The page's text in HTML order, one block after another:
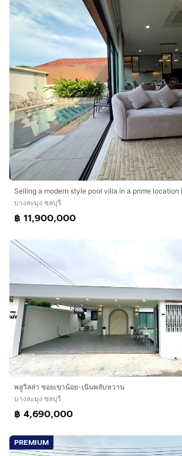
บางละมุง ชลบุรี
฿ 11,900,000
พลูวิลล่า ซอยเขาน้อย-เนินพลับหวาน
บางละมุง ชลบุรี
฿ 4,690,000
PREMIUM